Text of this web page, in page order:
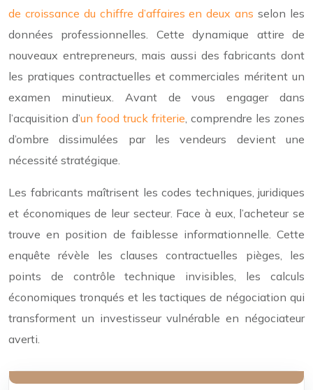
de croissance du chiffre d’affaires en deux ans selon les
données professionnelles. Cette dynamique attire de
nouveaux entrepreneurs, mais aussi des fabricants dont
les pratiques contractuelles et commerciales méritent un
examen minutieux. Avant de vous engager dans
l’acquisition d’un food truck friterie , comprendre les zones
d’ombre dissimulées par les vendeurs devient une
nécessité stratégique.
Les fabricants maîtrisent les codes techniques, juridiques
et économiques de leur secteur. Face à eux, l’acheteur se
trouve en position de faiblesse informationnelle. Cette
enquête révèle les clauses contractuelles pièges, les
points de contrôle technique invisibles, les calculs
économiques tronqués et les tactiques de négociation qui
transforment un investisseur vulnérable en négociateur
averti.